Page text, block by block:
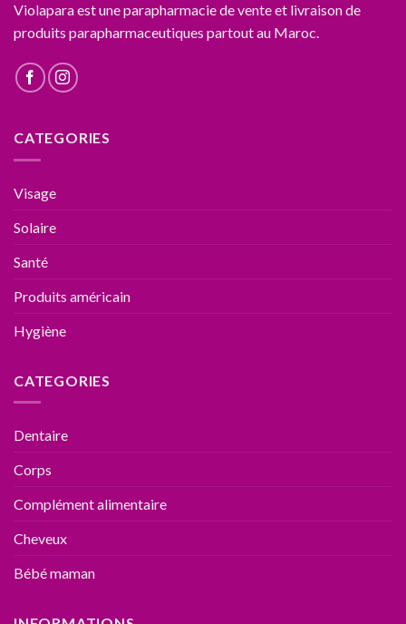
Violapara est une parapharmacie de vente et livraison de
produits parapharmaceutiques partout au Maroc.
CATEGORIES
Visage
Solaire
Santé
Produits américain
Hygiène
CATEGORIES
Dentaire
Corps
Complément alimentaire
Cheveux
Bébé maman